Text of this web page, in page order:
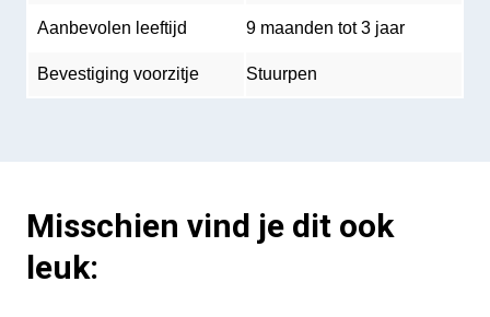
Aanbevolen leeftijd 9 maanden tot 3 jaar
Bevestiging voorzitje Stuurpen
Misschien vind je dit ook
leuk: